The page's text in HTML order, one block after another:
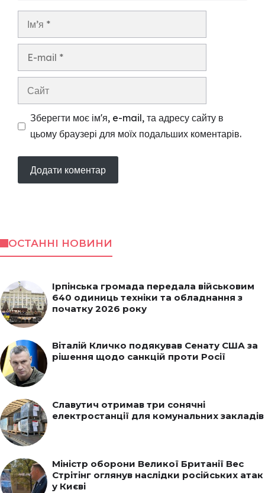
Ім’я
Сайт
Зберегти моє ім'я, e-mail, та адресу сайту в
цьому браузері для моїх подальших коментарів.
ОСТАННІ НОВИНИ
Ірпінська громада передала військовим
640 одиниць техніки та обладнання з
початку 2026 року
Віталій Кличко подякував Сенату США за
рішення щодо санкцій проти Росії
Славутич отримав три сонячні
електростанції для комунальних закладів
Міністр оборони Великої Британії Вес
Стрітінг оглянув наслідки російських атак
у Києві